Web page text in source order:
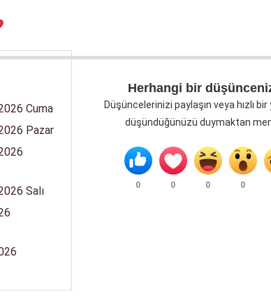
Cuma
Pazar
Salı
Herhangi bir
Düşüncelerinizi paylaşın veya hızlı bir
düşündüğünüzü duymaktan
0 0 0 0